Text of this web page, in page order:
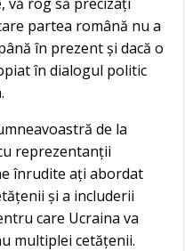
partea română nu a
în prezent și dacă o
în dialogul politic
de la
reprezentanții
înrudite ați abordat
și a includerii
care Ucraina va
multiplei cetățenii.